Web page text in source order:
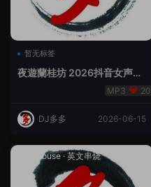
暂无标签
夜遊蘭桂坊 2026抖音女声整
合（DJ多多DJ尾巴）
20
DJ多多 2026-06-15
Lak House· 英文串烧